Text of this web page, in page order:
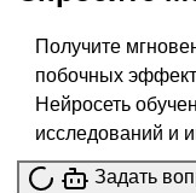
Получите
побочных
Нейросеть
исследований и
Задать